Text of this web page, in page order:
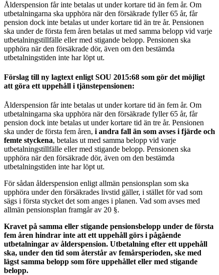
Ålderspension får inte betalas ut under kortare tid än fem år. Om
utbetalningarna ska upphöra när den försäkrade fyller 65 år, får
pension dock inte betalas ut under kortare tid än tre år. Pensionen
ska under de första fem åren betalas ut med samma belopp vid varje
utbetalningstillfälle eller med stigande belopp. Pensionen ska
upphöra när den försäkrade dör, även om den bestämda
utbetalningstiden inte har löpt ut.
Förslag till ny lagtext enligt SOU 2015:68 som gör det möjligt
att göra ett uppehåll i tjänstepensionen:
Ålderspension får inte betalas ut under kortare tid än fem år. Om
utbetalningarna ska upphöra när den försäkrade fyller 65 år, får
pension dock inte betalas ut under kortare tid än tre år. Pensionen
ska under de första fem åren, i andra fall än som avses i fjärde och
femte styckena, betalas ut med samma belopp vid varje
utbetalningstillfälle eller med stigande belopp. Pensionen ska
upphöra när den försäkrade dör, även om den bestämda
utbetalningstiden inte har löpt ut.
För sådan ålderspension enligt allmän pensionsplan som ska
upphöra under den försäkrades livstid gäller, i stället för vad som
sägs i första stycket det som anges i planen. Vad som avses med
allmän pensionsplan framgår av 20 §.
Kravet på samma eller stigande pensionsbelopp under de första
fem åren hindrar inte att ett uppehåll görs i pågående
utbetalningar av ålderspension. Utbetalning efter ett uppehåll
ska, under den tid som återstår av femårsperioden, ske med
lägst samma belopp som före uppehållet eller med stigande
belopp.